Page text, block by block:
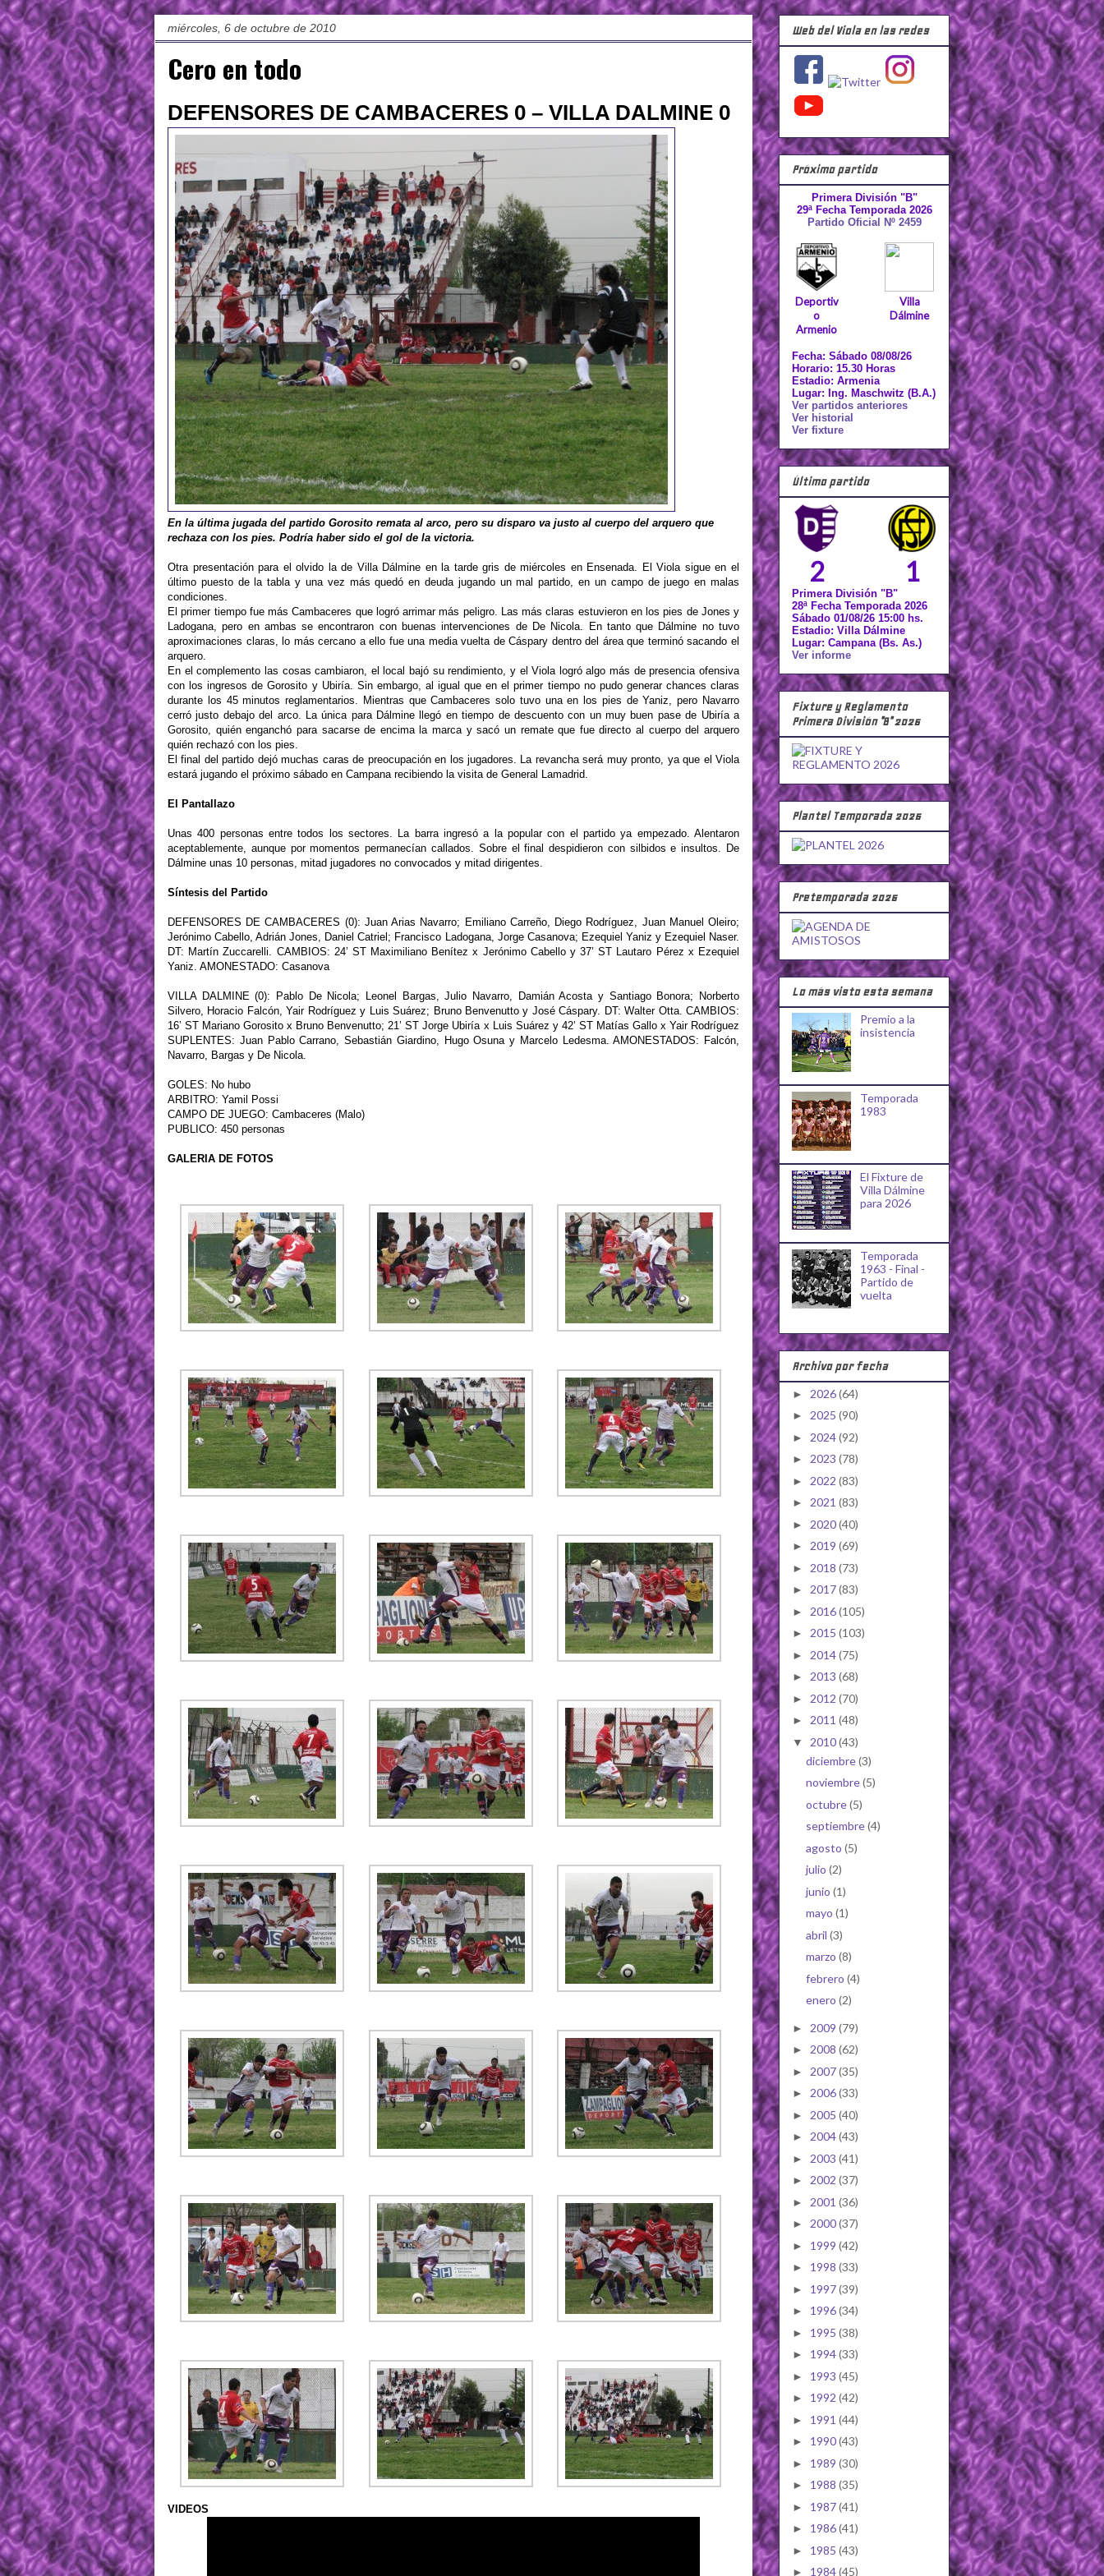
miércoles, 6 de octubre de 2010
Cero en todo
DEFENSORES DE CAMBACERES 0 – VILLA DALMINE 0
En la última jugada del partido Gorosito remata al arco, pero su disparo va justo al cuerpo del arquero que
rechaza con los pies. Podría haber sido el gol de la victoria.
Otra presentación para el olvido la de Villa Dálmine en la tarde gris de miércoles en Ensenada. El Viola sigue en el
último puesto de la tabla y una vez más quedó en deuda jugando un mal partido, en un campo de juego en malas
condiciones.
El primer tiempo fue más Cambaceres que logró arrimar más peligro. Las más claras estuvieron en los pies de Jones y
Ladogana, pero en ambas se encontraron con buenas intervenciones de De Nicola. En tanto que Dálmine no tuvo
aproximaciones claras, lo más cercano a ello fue una media vuelta de Cáspary dentro del área que terminó sacando el
arquero.
En el complemento las cosas cambiaron, el local bajó su rendimiento, y el Viola logró algo más de presencia ofensiva
con los ingresos de Gorosito y Ubiría. Sin embargo, al igual que en el primer tiempo no pudo generar chances claras
durante los 45 minutos reglamentarios. Mientras que Cambaceres solo tuvo una en los pies de Yaniz, pero Navarro
cerró justo debajo del arco. La única para Dálmine llegó en tiempo de descuento con un muy buen pase de Ubiría a
Gorosito, quién enganchó para sacarse de encima la marca y sacó un remate que fue directo al cuerpo del arquero
quién rechazó con los pies.
El final del partido dejó muchas caras de preocupación en los jugadores. La revancha será muy pronto, ya que el Viola
estará jugando el próximo sábado en Campana recibiendo la visita de General Lamadrid.
El Pantallazo
Unas 400 personas entre todos los sectores. La barra ingresó a la popular con el partido ya empezado. Alentaron
aceptablemente, aunque por momentos permanecían callados. Sobre el final despidieron con silbidos e insultos. De
Dálmine unas 10 personas, mitad jugadores no convocados y mitad dirigentes.
Síntesis del Partido
DEFENSORES DE CAMBACERES (0): Juan Arias Navarro; Emiliano Carreño, Diego Rodríguez, Juan Manuel Oleiro;
Jerónimo Cabello, Adrián Jones, Daniel Catriel; Francisco Ladogana, Jorge Casanova; Ezequiel Yaniz y Ezequiel Naser.
DT: Martín Zuccarelli. CAMBIOS: 24’ ST Maximiliano Benítez x Jerónimo Cabello y 37’ ST Lautaro Pérez x Ezequiel
Yaniz. AMONESTADO: Casanova
VILLA DALMINE (0): Pablo De Nicola; Leonel Bargas, Julio Navarro, Damián Acosta y Santiago Bonora; Norberto
Silvero, Horacio Falcón, Yair Rodríguez y Luis Suárez; Bruno Benvenutto y José Cáspary. DT: Walter Otta. CAMBIOS:
16’ ST Mariano Gorosito x Bruno Benvenutto; 21’ ST Jorge Ubiría x Luis Suárez y 42’ ST Matías Gallo x Yair Rodríguez
SUPLENTES: Juan Pablo Carrano, Sebastián Giardino, Hugo Osuna y Marcelo Ledesma. AMONESTADOS: Falcón,
Navarro, Bargas y De Nicola.
GOLES: No hubo
ARBITRO: Yamil Possi
CAMPO DE JUEGO: Cambaceres (Malo)
PUBLICO: 450 personas
GALERIA DE FOTOS
VIDEOS
Web del Viola en las redes
Próximo partido
Primera División "B"
29ª Fecha Temporada 2026
Partido Oficial Nº 2459
Deportiv
o
Armenio
Villa
Dálmine
Fecha: Sábado 08/08/26
Horario: 15.30 Horas
Estadio: Armenia
Lugar: Ing. Maschwitz (B.A.)
Ver partidos anteriores
Ver historial
Ver fixture
Último partido
2 1
Primera División "B"
28ª Fecha Temporada 2026
Sábado 01/08/26 15:00 hs.
Estadio: Villa Dálmine
Lugar: Campana (Bs. As.)
Ver informe
Fixture y Reglamento
Primera División "B" 2026
Plantel Temporada 2026
Pretemporada 2026
Lo más visto esta semana
Premio a la
insistencia
Temporada
1983
El Fixture de
Villa Dálmine
para 2026
Temporada
1963 - Final -
Partido de
vuelta
Archivo por fecha
► 2026(64)
► 2025 (90)
► 2024(92)
► 2023 (78)
► 2022 (83)
► 2021 (83)
► 2020(40)
► 2019 (69)
► 2018 (73)
► 2017(83)
► 2016(105)
► 2015 (103)
► 2014(75)
► 2013 (68)
► 2012 (70)
► 2011 (48)
▼ 2010(43)
diciembre(3)
noviembre(5)
octubre(5)
septiembre(4)
agosto (5)
julio (2)
junio (1)
mayo (1)
abril (3)
marzo (8)
febrero (4)
enero (2)
► 2009 (79)
► 2008 (62)
► 2007(35)
► 2006(33)
► 2005 (40)
► 2004(43)
► 2003 (41)
► 2002 (37)
► 2001 (36)
► 2000(37)
► 1999 (42)
► 1998 (33)
► 1997(39)
► 1996(34)
► 1995 (38)
► 1994(33)
► 1993 (45)
► 1992 (42)
► 1991 (44)
► 1990(43)
► 1989 (30)
► 1988 (35)
► 1987(41)
► 1986(41)
► 1985 (43)
► 1984(45)